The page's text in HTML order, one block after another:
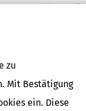
zu
Mit Bestätigung
ein. Diese